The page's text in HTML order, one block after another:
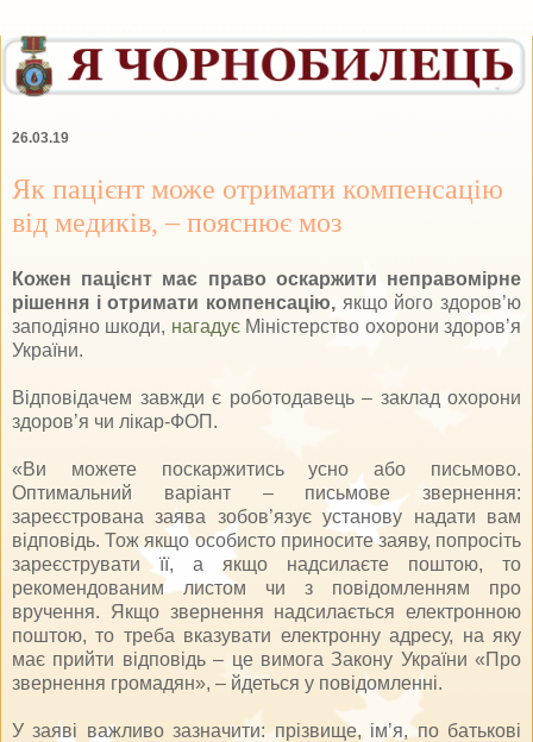
26.03.19
Як пацієнт може отримати компенсацію
від медиків, – пояснює моз
Кожен пацієнт має право оскаржити неправомірне
рішення і отримати компенсацію, якщо його здоров’ю
заподіяно шкоди, нагадуєМіністерство охорони здоров’я
України.
Відповідачем завжди є роботодавець – заклад охорони
здоров’я чи лікар-ФОП.
«Ви можете поскаржитись усно або письмово.
Оптимальний варіант – письмове звернення:
зареєстрована заява зобов’язує установу надати вам
відповідь. Тож якщо особисто приносите заяву, попросіть
зареєструвати її, а якщо надсилаєте поштою, то
рекомендованим листом чи з повідомленням про
вручення. Якщо звернення надсилається електронною
поштою, то треба вказувати електронну адресу, на яку
має прийти відповідь – це вимога Закону України «Про
звернення громадян», – йдеться у повідомленні.
У заяві важливо зазначити: прізвище, ім’я, по батькові